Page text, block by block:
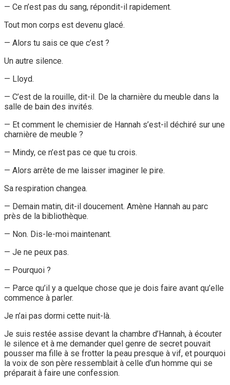
— Ce n’est pas du sang, répondit-il rapidement.
Tout mon corps est devenu glacé.
— Alors tu sais ce que c’est ?
Un autre silence.
— Lloyd.
— C’est de la rouille, dit-il. De la charnière du meuble dans la
salle de bain des invités.
— Et comment le chemisier de Hannah s’est-il déchiré sur une
charnière de meuble ?
— Mindy, ce n’est pas ce que tu crois.
— Alors arrête de me laisser imaginer le pire.
Sa respiration changea.
— Demain matin, dit-il doucement. Amène Hannah au parc
près de la bibliothèque.
— Non. Dis-le-moi maintenant.
— Je ne peux pas.
— Pourquoi ?
— Parce qu’il y a quelque chose que je dois faire avant qu’elle
commence à parler.
Je n’ai pas dormi cette nuit-là.
Je suis restée assise devant la chambre d’Hannah, à écouter
le silence et à me demander quel genre de secret pouvait
pousser ma fille à se frotter la peau presque à vif, et pourquoi
la voix de son père ressemblait à celle d’un homme qui se
préparait à faire une confession.